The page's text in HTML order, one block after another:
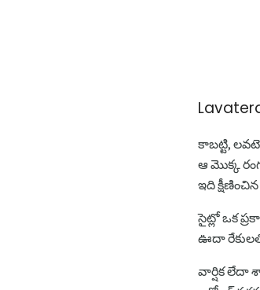
కాబట్టి,
ఆ మొక్క
ఇది
సైట్లో ఒక
ఊదా
వార్షిక లేదా